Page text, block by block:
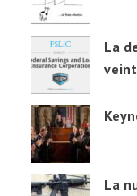
La
La